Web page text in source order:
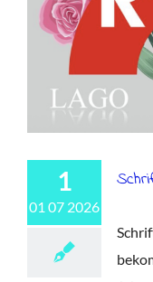
1
01 07 2026